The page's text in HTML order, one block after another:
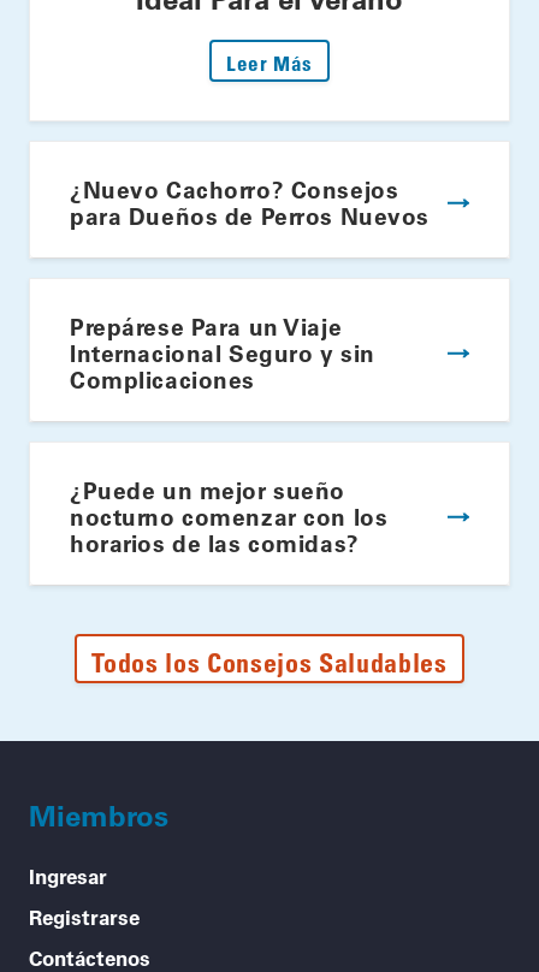
Leer Más
¿Nuevo Cachorro? Consejos
para Dueños de Perros Nuevos
Prepárese Para un Viaje
Internacional Seguro y sin
Complicaciones
¿Puede un mejor sueño
nocturno comenzar con los
horarios de las comidas?
Todos los Consejos Saludables
Miembros
Ingresar
Registrarse
Contáctenos